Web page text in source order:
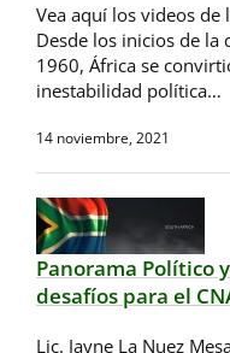
Vea aquí los videos de
Desde los inicios de la
1960, África se
inestabilidad política…
14 noviembre, 2021
Panorama Político
desafíos para el
Lic. Jayne La Nuez